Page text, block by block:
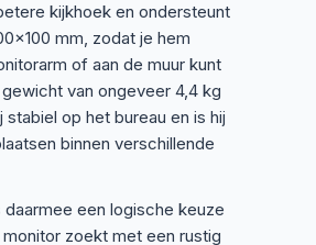
kijkhoek en ondersteunt
mm, zodat je hem
of aan de muur kunt
van ongeveer 4,4 kg
op het bureau en is hij
binnen verschillende
daarmee een logische keuze
zoekt met een rustig